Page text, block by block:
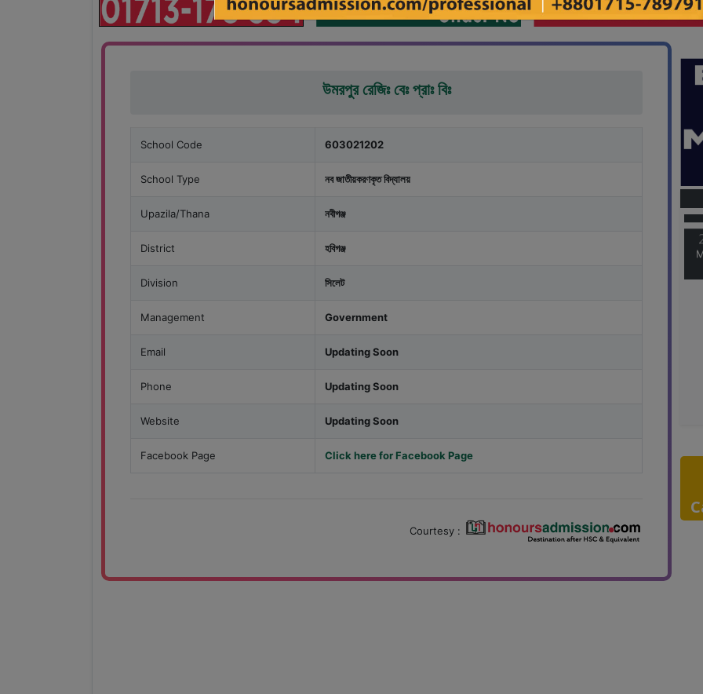
উমরপুর রেজিঃ বেঃ প্রাঃ বিঃ
School Code 603021202
School Type নব জাতীয়করণকৃত বিদ্যালয়
Upazila/Thana নবীগঞ্জ
District হবিগঞ্জ
Division সিলেট
Management Government
Email Updating Soon
Phone Updating Soon
Website Updating Soon
Facebook Page Click here for Facebook Page
Courtesy :